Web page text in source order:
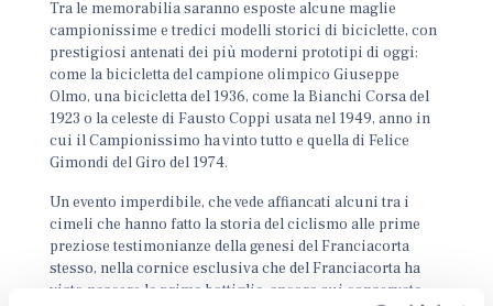
Tra le memorabilia saranno esposte alcune maglie
campionissime e tredici modelli storici di biciclette, con
prestigiosi antenati dei più moderni prototipi di oggi:
come la bicicletta del campione olimpico Giuseppe
Olmo, una bicicletta del 1936, come la Bianchi Corsa del
1923 o la celeste di Fausto Coppi usata nel 1949, anno in
cui il Campionissimo ha vinto tutto e quella di Felice
Gimondi del Giro del 1974.
Un evento imperdibile, che vede affiancati alcuni tra i
cimeli che hanno fatto la storia del ciclismo alle prime
preziose testimonianze della genesi del Franciacorta
stesso, nella cornice esclusiva che del Franciacorta ha
visto nascere la prima bottiglia, ancora qui conservata.